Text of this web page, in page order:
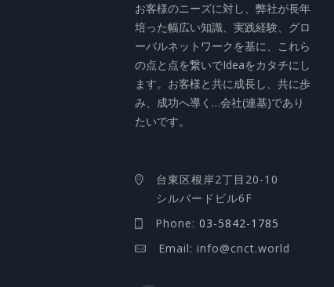
お客様のニーズに対し、弊社が長年
培った幅広い知識、実践経験、グロ
ーバルネットワークを基に、これら
の点と点を繋いでIdeaをカタチにし
ます。お客様と共に成長し、共に歩
み、成功へ導く…会社(連基)であり
たいです。
台東区根岸2丁目20-10
シルバードビル6F
Phone: 03-5842-1785
Email: info@cnct.world